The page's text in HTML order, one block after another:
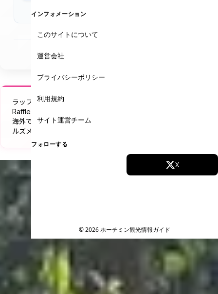
インフォメーション
このサイトについて
運営会社
プライバシーポリシー
利用規約
サイト運営チーム
フォローする
X
© 2026 ホーチミン観光情報ガイド
最大の特長は、日本人医師と日本語対応が常時可能なス
タッフが在籍していること。受付から診療、アフターフ
言葉の壁によるストレスがありません。旅行中の突然の
シュレス対応も可能（保険会社により異なるため事前確
認推奨）。観光で訪れる方も、いざという時に頼れるク
リニックとして覚えておくと安心です。
立地はホーチミン市中心部からアクセスしやすく、日本
領事館近く。ショッピングや観光の合間にも立ち寄れる
利便性の高さも魅力です。
「日本と変わらない安心を、旅先のホーチミンでも。」
ラッフルズメディカルホーチミンシティ
Raffles Medical International Clinic in Ho Chi Minh
海外でも日本の安心を。国際基準の医療と日本語対応のラッフ
ルズメディカル